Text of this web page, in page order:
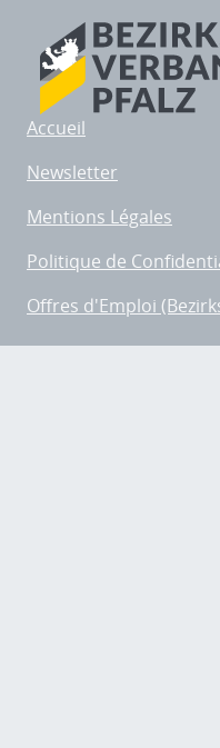
Accueil
Newsletter
Mentions Légales
Politique de
Offres d'Emploi